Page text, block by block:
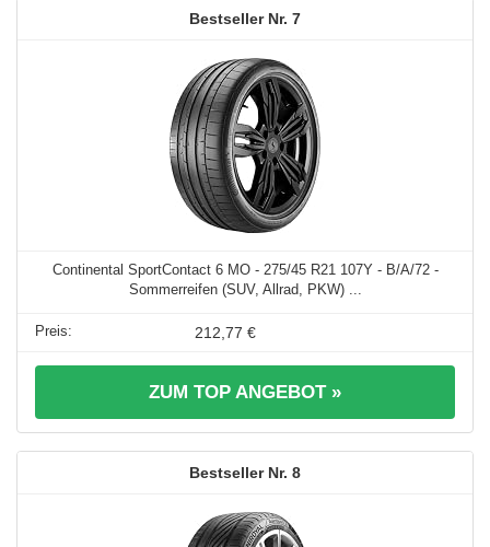
7
Continental SportContact 6 MO - 275/45 R21 107Y - B/A/72 -
Sommerreifen (SUV, Allrad, PKW) ...
212,77 €
ZUM TOP ANGEBOT »
8